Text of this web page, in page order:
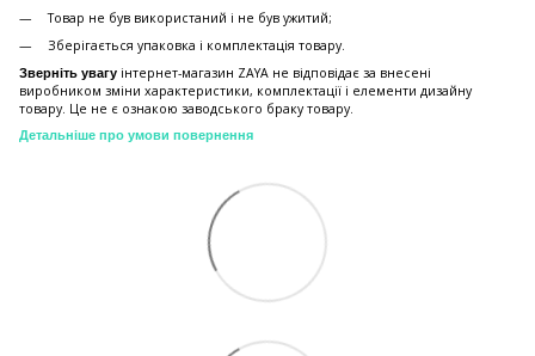
Товар не був використаний і не був ужитий;
Зберiгається упаковка і комплектація товару.
Зверніть увагу інтернет-магазин ZAYA не відповідає за внесені
виробником зміни характеристики, комплектації і елементи дизайну
товару. Це не є ознакою заводського браку товару.
Детальніше про умови повернення